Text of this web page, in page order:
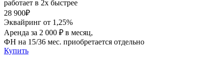
работает в 2х быстрее
28 900₽
Эквайринг от 1,25%
Аренда за 2 000 ₽ в месяц,
ФН на 15/36 мес. приобретается отдельно
Купить